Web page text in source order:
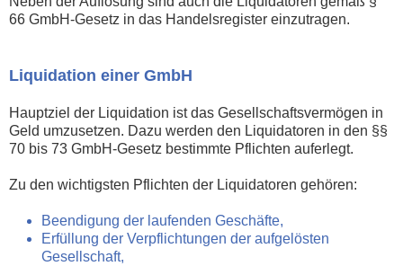
66 GmbH-Gesetz in das Handelsregister einzutragen.
Liquidation einer GmbH
Hauptziel der Liquidation ist das Gesellschaftsvermögen in
Geld umzusetzen. Dazu werden den Liquidatoren in den §§
70 bis 73 GmbH-Gesetz bestimmte Pflichten auferlegt.
Zu den wichtigsten Pflichten der Liquidatoren gehören:
Beendigung der laufenden Geschäfte,
Erfüllung der Verpflichtungen der aufgelösten
Gesellschaft,